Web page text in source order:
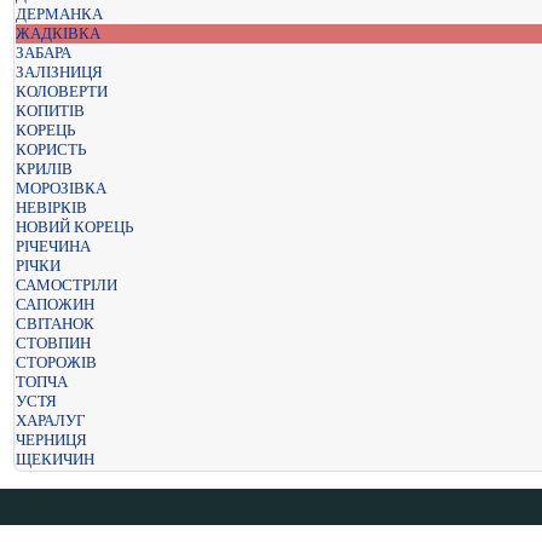
ДЕРМАНКА
ЖАДКІВКА
ЗАБАРА
ЗАЛІЗНИЦЯ
КОЛОВЕРТИ
КОПИТІВ
КОРЕЦЬ
КОРИСТЬ
КРИЛІВ
МОРОЗІВКА
НЕВІРКІВ
НОВИЙ КОРЕЦЬ
РІЧЕЧИНА
РІЧКИ
САМОСТРІЛИ
САПОЖИН
СВІТАНОК
СТОВПИН
СТОРОЖІВ
ТОПЧА
УСТЯ
ХАРАЛУГ
ЧЕРНИЦЯ
ЩЕКИЧИН